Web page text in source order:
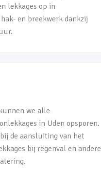
lekkages op in
en breekwerk dankzij
we alle
in Uden opsporen.
de aansluiting van het
bij regenval en andere